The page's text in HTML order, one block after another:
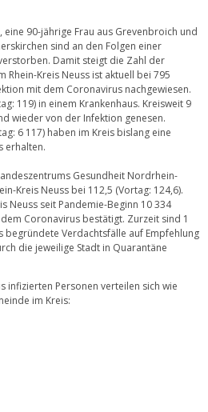
eine 90-jährige Frau aus Grevenbroich und
sind an den Folgen einer
Damit steigt die Zahl der
Rhein-Kreis Neuss ist aktuell bei 795
mit dem Coronavirus nachgewiesen.
119) in einem Krankenhaus. Kreisweit 9
wieder von der Infektion genesen.
6 117) haben im Kreis bislang eine
erhalten.
Gesundheit Nordrhein-
Kreis Neuss bei 112,5 (Vortag: 124,6).
Neuss seit Pandemie-Beginn 10 334
Coronavirus bestätigt. Zurzeit sind 1
begründete Verdachtsfälle auf Empfehlung
die jeweilige Stadt in Quarantäne
infizierten Personen verteilen sich wie
im Kreis: